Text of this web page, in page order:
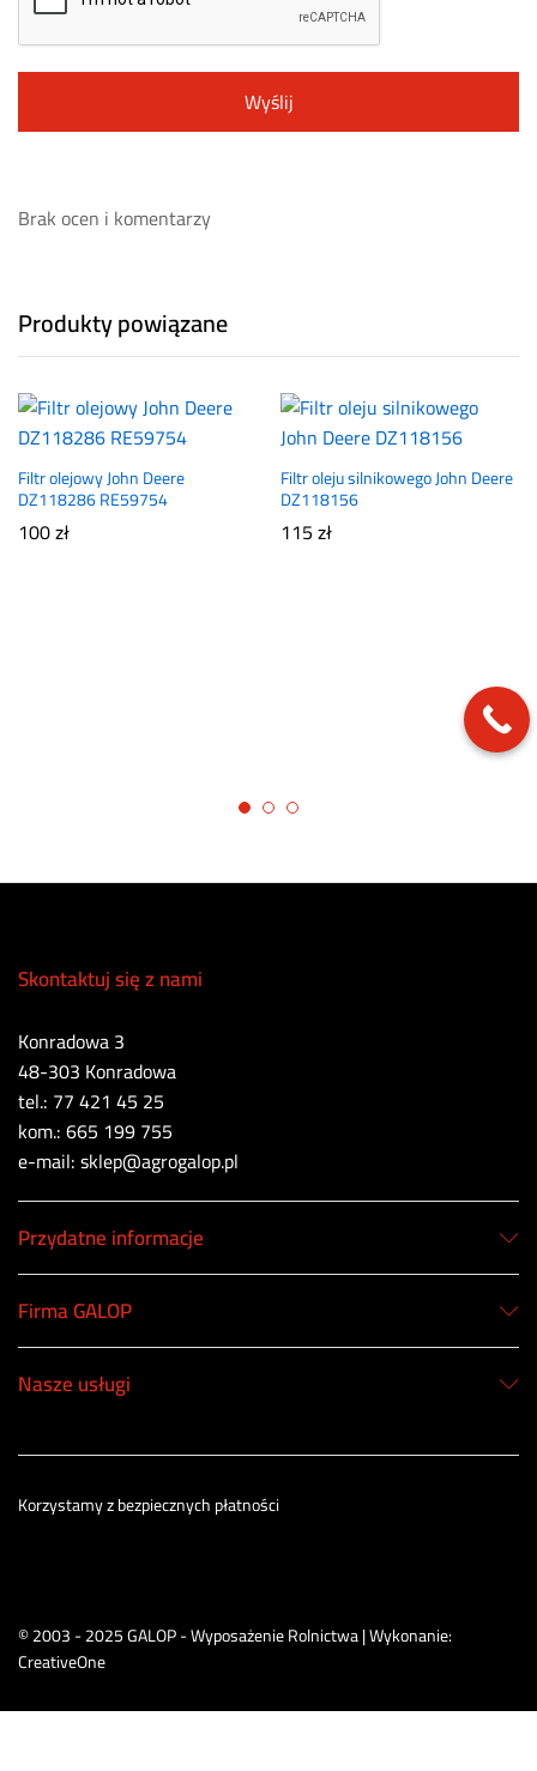
Brak ocen i komentarzy
Produkty powiązane
Filtr olejowy John Deere
DZ118286 RE59754
100zł
Filtr oleju silnikowego John Deere
DZ118156
115zł
Skontaktuj się z nami
Konradowa 3
48-303 Konradowa
tel.: 77 421 45 25
kom.: 665 199 755
e-mail: sklep@agrogalop.pl
Przydatne informacje
Firma GALOP
Nasze usługi
© 2003 - 2025 GALOP - Wyposażenie Rolnictwa | Wykonanie:
CreativeOne
Korzystamy z bezpiecznych płatności